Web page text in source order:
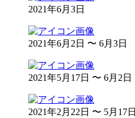
2021年6月3日
2021年6月2日 〜 6月3日
2021年5月17日 〜 6月2日
2021年2月22日 〜 5月17日